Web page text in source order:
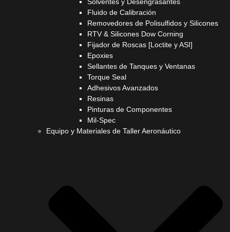
Fluido de Calibración
Removedores de Polisulfidos y Silicones
RTV & Silicones Dow Corning
Fijador de Roscas [Loctite y ASI]
Epoxies
Sellantes de Tanques y Ventanas
Torque Seal
Adhesivos Avanzados
Resinas
Pinturas de Componentes
Mil-Spec
Equipo y Materiales de Taller Aeronáutico